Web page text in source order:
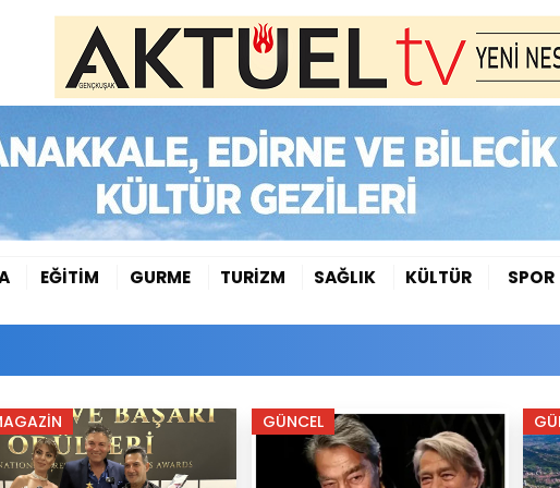
EĞİTİM GURME TURİZM SAĞLIK KÜLTÜR SPOR
GÜNCEL